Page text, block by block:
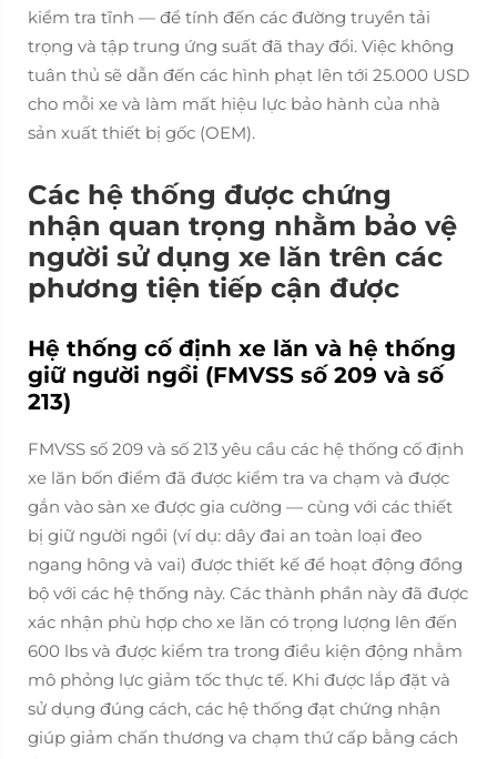
kiểm tra tĩnh — để tính đến các đường truyền tải
trọng và tập trung ứng suất đã thay đổi. Việc không
tuân thủ sẽ dẫn đến các hình phạt lên tới 25.000 USD
cho mỗi xe và làm mất hiệu lực bảo hành của nhà
sản xuất thiết bị gốc (OEM).
Các hệ thống được chứng
nhận quan trọng nhằm bảo vệ
người sử dụng xe lăn trên các
phương tiện tiếp cận được
Hệ thống cố định xe lăn và hệ thống
giữ người ngồi (FMVSS số 209 và số
213)
FMVSS số 209 và số 213 yêu cầu các hệ thống cố định
xe lăn bốn điểm đã được kiểm tra va chạm và được
gắn vào sàn xe được gia cường — cùng với các thiết
bị giữ người ngồi (ví dụ: dây đai an toàn loại đeo
ngang hông và vai) được thiết kế để hoạt động đồng
bộ với các hệ thống này. Các thành phần này đã được
xác nhận phù hợp cho xe lăn có trọng lượng lên đến
600 lbs và được kiểm tra trong điều kiện động nhằm
mô phỏng lực giảm tốc thực tế. Khi được lắp đặt và
sử dụng đúng cách, các hệ thống đạt chứng nhận
giúp giảm chấn thương va chạm thứ cấp bằng cách